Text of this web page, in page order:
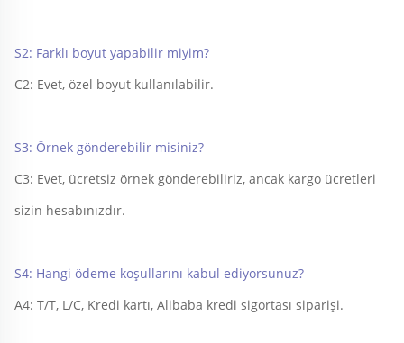
S2: Farklı boyut yapabilir miyim?
C2: Evet, özel boyut kullanılabilir.
S3: Örnek gönderebilir misiniz?
C3: Evet, ücretsiz örnek gönderebiliriz, ancak kargo ücretleri
sizin hesabınızdır.
S4: Hangi ödeme koşullarını kabul ediyorsunuz?
A4: T/T, L/C, Kredi kartı, Alibaba kredi sigortası siparişi.